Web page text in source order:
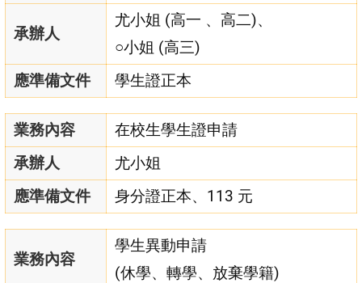
承辦人
尤小姐 (高一 、高二)、
○小姐 (高三)
應準備文件
學生證正本
業務內容
在校生學生證申請
承辦人
尤小姐
應準備文件
身分證正本、113 元
業務內容
學生異動申請
(休學、轉學、放棄學籍)